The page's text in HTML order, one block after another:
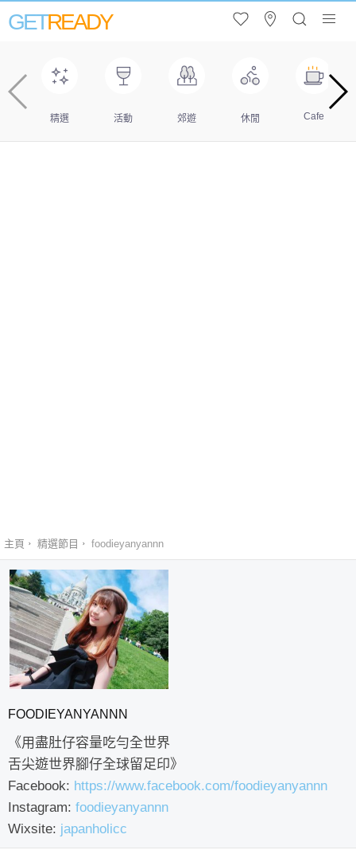
GETREADY
精選 活動 郊遊 休閒 Cafe
主頁 精選節目 foodieyanyannn
FOODIEYANYANNN
《用盡肚仔容量吃勻全世界
舌尖遊世界腳仔全球留足印》
Facebook: https://www.facebook.com/foodieyanyannn
Instagram: foodieyanyannn
Wixsite: japanholicc